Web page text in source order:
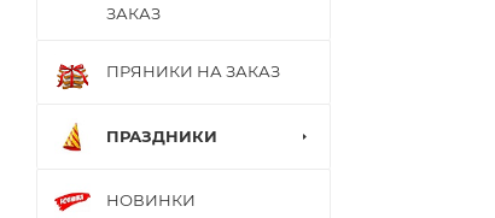
ЗАКАЗ
ПРЯНИКИ НА ЗАКАЗ
ПРАЗДНИКИ
НОВИНКИ